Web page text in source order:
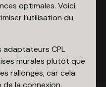
optimales. Voici
l’utilisation du
adaptateurs CPL
murales plutôt que
rallonges, car cela
la connexion.